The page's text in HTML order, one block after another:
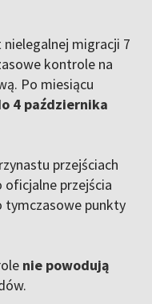
migracji 7
kontrole na
Po miesiącu
4 października
przejściach
oficjalne przejścia
tymczasowe punkty
nie powodują